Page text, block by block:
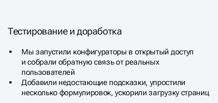
Тестирование и доработка
Мы запустили конфигураторы в открытый доступ
и собрали обратную связь от реальных
пользователей
Добавили недостающие подсказки, упростили
несколько формулировок, ускорили загрузку страниц